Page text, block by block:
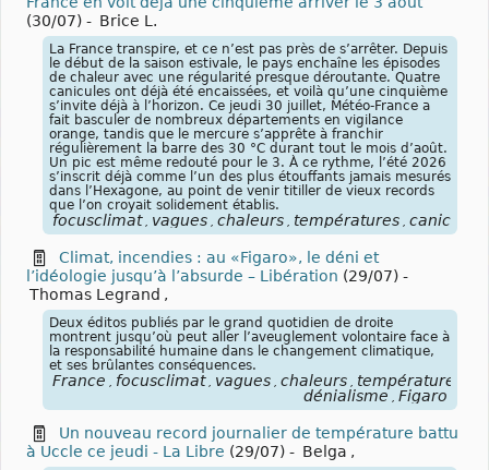
(30/07) - Brice L.
La France transpire, et ce n’est pas près de s’arrêter. Depuis
le début de la saison estivale, le pays enchaîne les épisodes
de chaleur avec une régularité presque déroutante. Quatre
canicules ont déjà été encaissées, et voilà qu’une cinquième
s’invite déjà à l’horizon. Ce jeudi 30 juillet, Météo-France a
fait basculer de nombreux départements en vigilance
orange, tandis que le mercure s’apprête à franchir
régulièrement la barre des 30 °C durant tout le mois d’août.
Un pic est même redouté pour le 3. À ce rythme, l’été 2026
s’inscrit déjà comme l’un des plus étouffants jamais mesurés
dans l’Hexagone, au point de venir titiller de vieux records
que l’on croyait solidement établis.
focusclimat vagues chaleurs températures canicules
Climat, incendies : au «Figaro», le déni et
l’idéologie jusqu’à l’absurde – Libération (29/07) -
Thomas Legrand ,
Deux éditos publiés par le grand quotidien de droite
montrent jusqu’où peut aller l’aveuglement volontaire face à
la responsabilité humaine dans le changement climatique,
et ses brûlantes conséquences.
France focusclimat vagues chaleurs températures
dénialisme
Figaro
Un nouveau record journalier de température battu
à Uccle ce jeudi - La Libre (29/07) - Belga ,